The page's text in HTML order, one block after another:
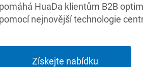
pomáhá HuaDa klientům B2B
pomocí nejnovější technologie
Získejte nabídku